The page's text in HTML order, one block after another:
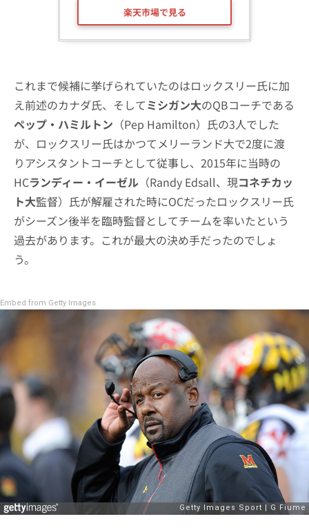
楽天市場で見る
これまで候補に挙げられていたのはロックスリー氏に加
え前述のカナダ氏、そしてミシガン大のQBコーチである
ペップ・ハミルトン （Pep Hamilton）氏の3人でした
が、ロックスリー氏はかつてメリーランド大で2度に渡
りアシスタントコーチとして従事し、2015年に当時の
HCランディー・イーゼル （Randy Edsall、現コネチカッ
ト大監督）氏が解雇された時にOCだったロックスリー氏
がシーズン後半を臨時監督としてチームを率いたという
過去があります。これが最大の決め手だったのでしょ
う。
Embed from Getty Images